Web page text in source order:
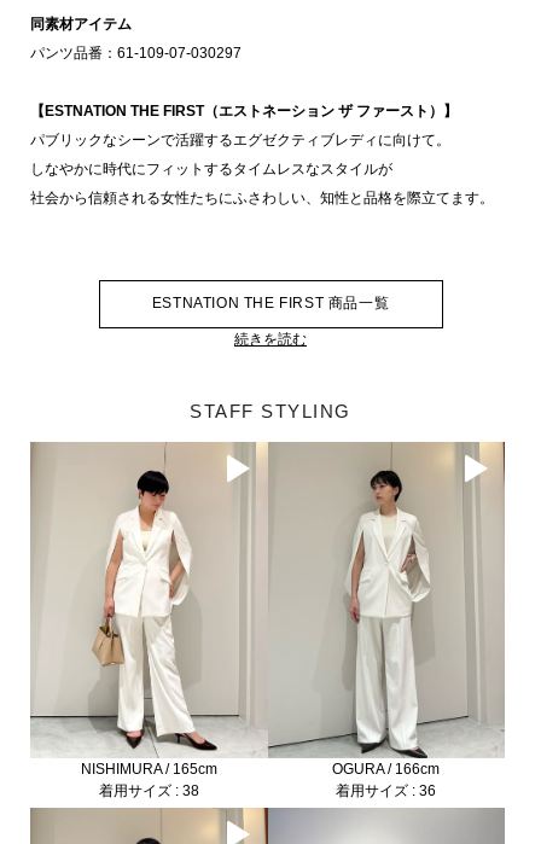
同素材アイテム
パンツ品番：61-109-07-030297
【ESTNATION THE FIRST（エストネーション ザ ファースト）】
パブリックなシーンで活躍するエグゼクティブレディに向けて。
しなやかに時代にフィットするタイムレスなスタイルが
社会から信頼される女性たちにふさわしい、知性と品格を際立てます。
ESTNATION THE FIRST 商品一覧
続きを読む
STAFF STYLING
NISHIMURA / 165cm
着用サイズ : 38
OGURA / 166cm
着用サイズ : 36